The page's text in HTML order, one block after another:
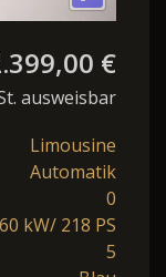
€
ausweisbar
Limousine
Automatik
0
kW/ 218 PS
5